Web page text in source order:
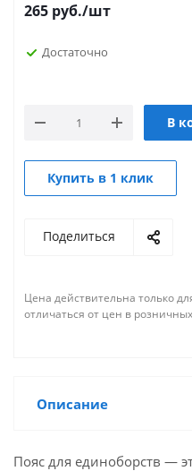
265 руб./шт
Достаточно
В
Купить в 1 клик
Поделиться
Цена действительна только
отличаться от цен в
Описание
Пояс для единоборств —